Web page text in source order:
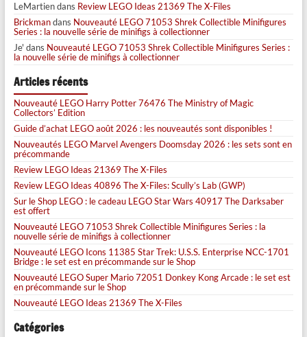
LeMartiendans Review LEGO Ideas 21369 The X-Files
Brickmandans Nouveauté LEGO 71053 Shrek Collectible Minifigures
Series : la nouvelle série de minifigs à collectionner
Je' dans Nouveauté LEGO 71053 Shrek Collectible Minifigures Series :
la nouvelle série de minifigs à collectionner
Articles récents
Nouveauté LEGO Harry Potter 76476 The Ministry of Magic
Collectors’ Edition
Guide d’achat LEGO août 2026 : les nouveautés sont disponibles !
Nouveautés LEGO Marvel Avengers Doomsday 2026 : les sets sont en
précommande
Review LEGO Ideas 21369 The X-Files
Review LEGO Ideas 40896 The X-Files: Scully’s Lab (GWP)
Sur le Shop LEGO : le cadeau LEGO Star Wars 40917 The Darksaber
est offert
Nouveauté LEGO 71053 Shrek Collectible Minifigures Series : la
nouvelle série de minifigs à collectionner
Nouveauté LEGO Icons 11385 Star Trek: U.S.S. Enterprise NCC-1701
Bridge : le set est en précommande sur le Shop
Nouveauté LEGO Super Mario 72051 Donkey Kong Arcade : le set est
en précommande sur le Shop
Nouveauté LEGO Ideas 21369 The X-Files
Catégories